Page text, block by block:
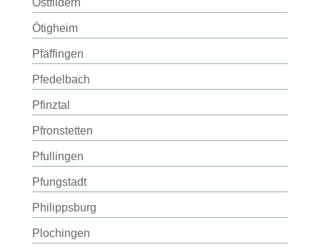
Ostfildern
Ötigheim
Pfäffingen
Pfedelbach
Pfinztal
Pfronstetten
Pfullingen
Pfungstadt
Philippsburg
Plochingen